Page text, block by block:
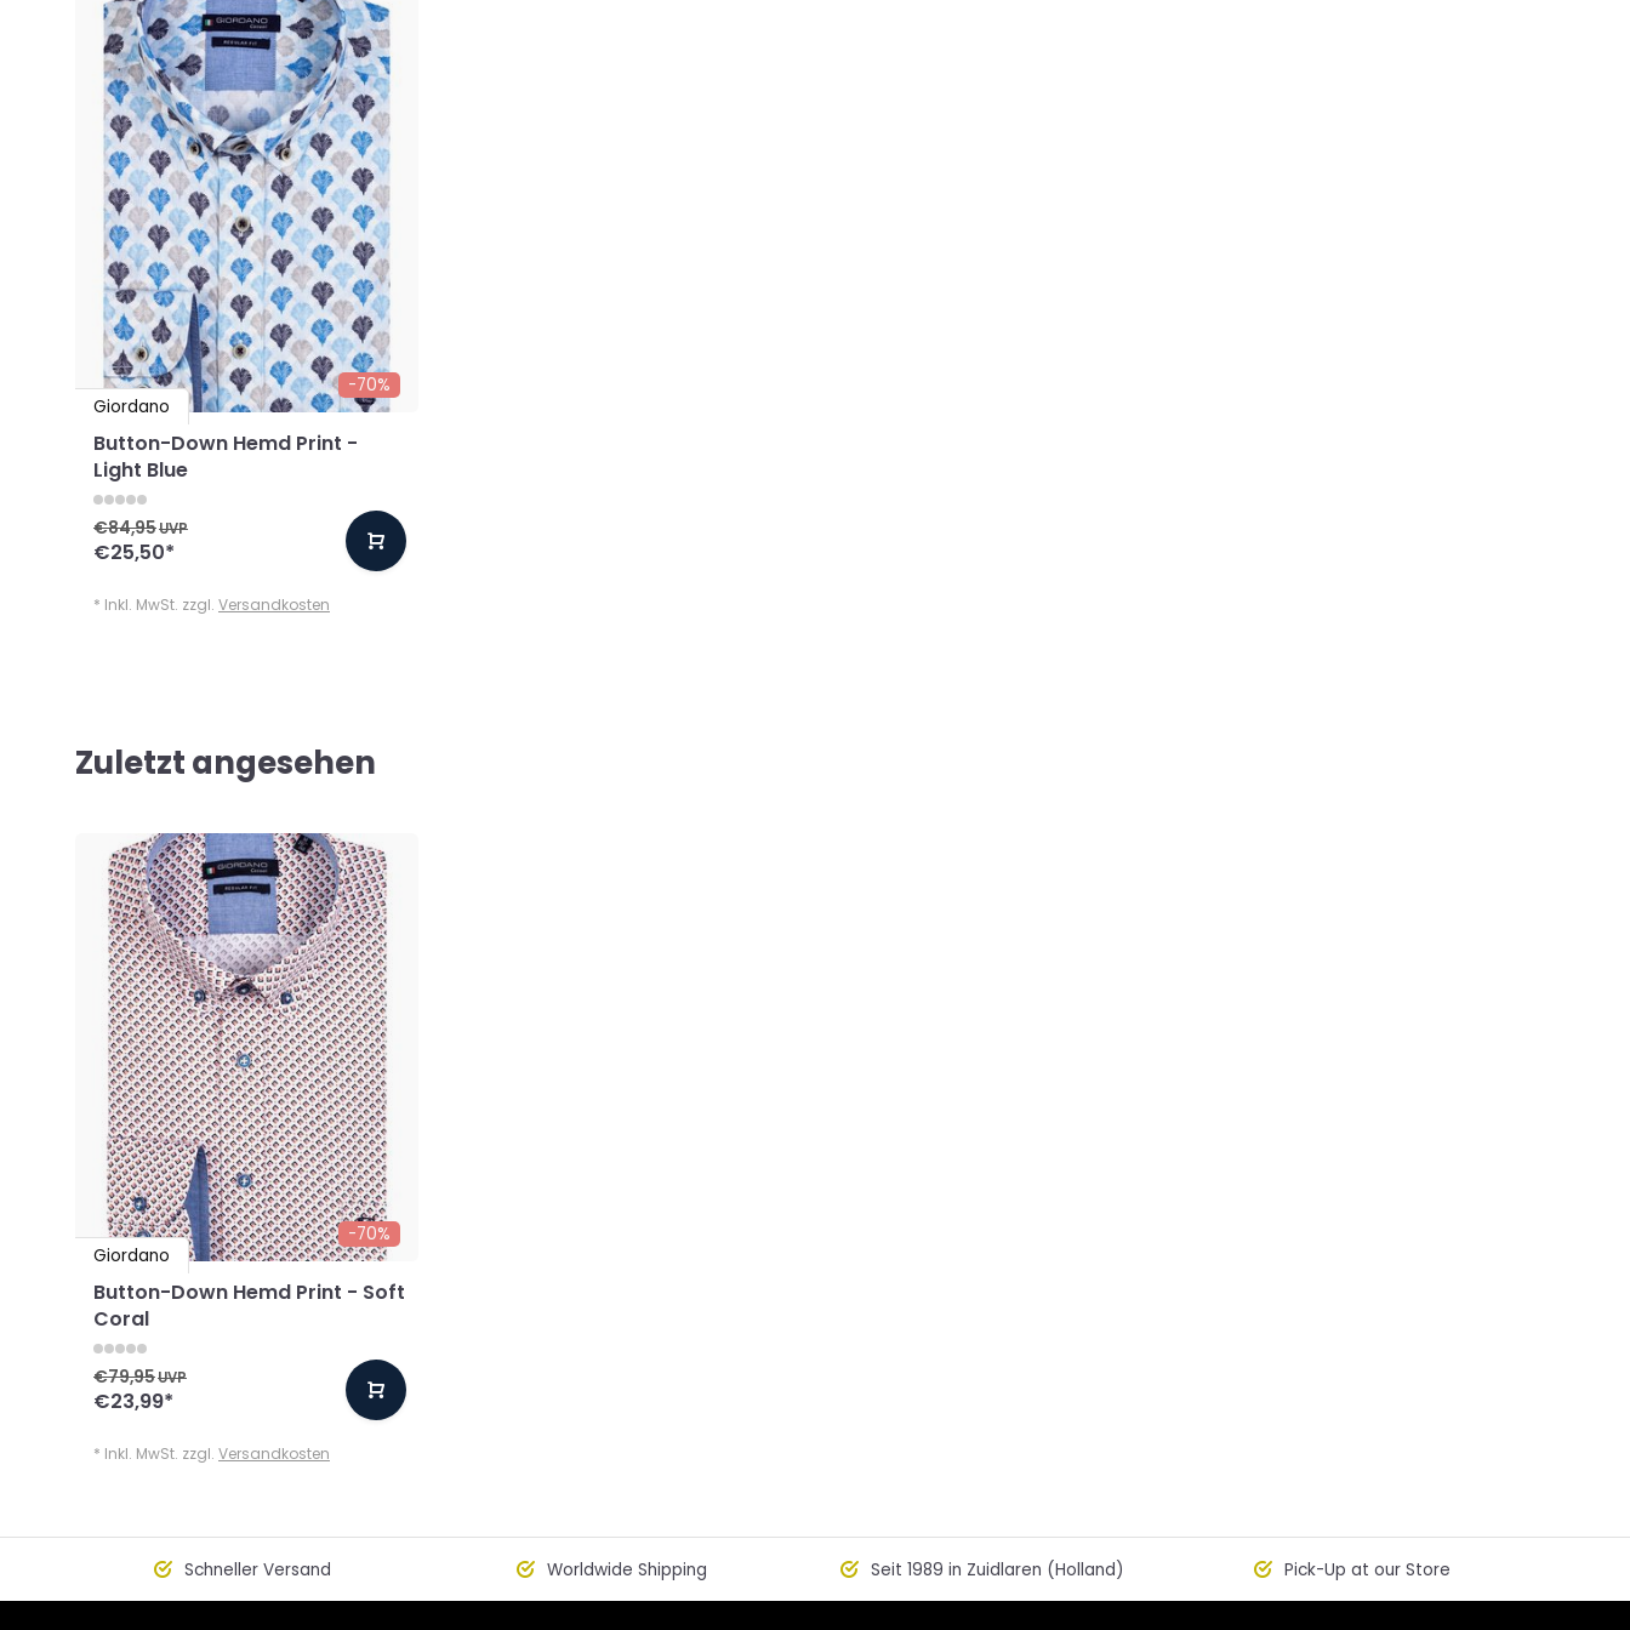
-70%
Giordano
Button-Down Hemd Print -
Light Blue
€84,95UVP
€25,50*
* Inkl. MwSt. zzgl. Versandkosten
Zuletzt angesehen
-70%
Giordano
Button-Down Hemd Print - Soft
Coral
€79,95UVP
€23,99*
* Inkl. MwSt. zzgl. Versandkosten
Schneller Versand Worldwide Shipping Seit 1989 in Zuidlaren (Holland) Pick-Up at our Store